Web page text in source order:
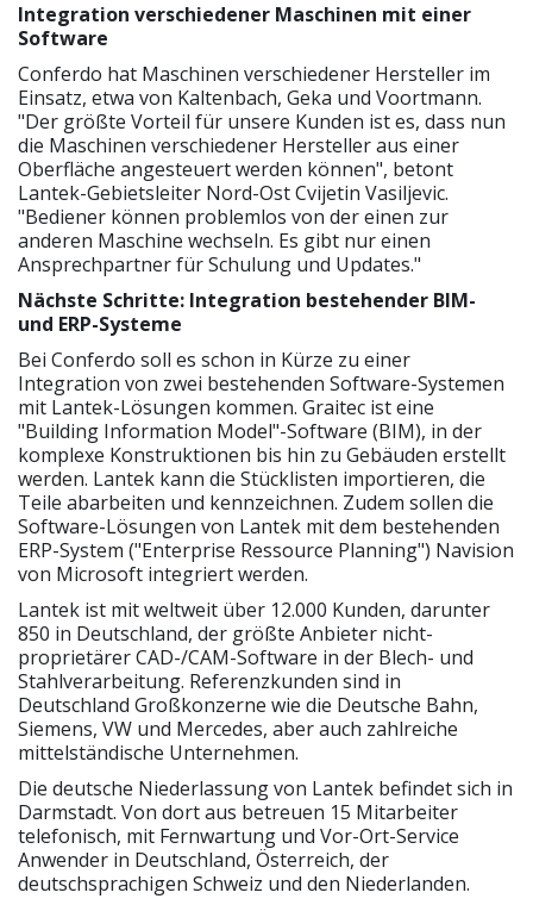
Integration verschiedener Maschinen mit einer
Software
Conferdo hat Maschinen verschiedener Hersteller im
Einsatz, etwa von Kaltenbach, Geka und Voortmann.
"Der größte Vorteil für unsere Kunden ist es, dass nun
die Maschinen verschiedener Hersteller aus einer
Oberfläche angesteuert werden können", betont
Lantek-Gebietsleiter Nord-Ost Cvijetin Vasiljevic.
"Bediener können problemlos von der einen zur
anderen Maschine wechseln. Es gibt nur einen
Ansprechpartner für Schulung und Updates."
Nächste Schritte: Integration bestehender BIM-
und ERP-Systeme
Bei Conferdo soll es schon in Kürze zu einer
Integration von zwei bestehenden Software-Systemen
mit Lantek-Lösungen kommen. Graitec ist eine
"Building Information Model"-Software (BIM), in der
komplexe Konstruktionen bis hin zu Gebäuden erstellt
werden. Lantek kann die Stücklisten importieren, die
Teile abarbeiten und kennzeichnen. Zudem sollen die
Software-Lösungen von Lantek mit dem bestehenden
ERP-System ("Enterprise Ressource Planning") Navision
von Microsoft integriert werden.
Lantek ist mit weltweit über 12.000 Kunden, darunter
850 in Deutschland, der größte Anbieter nicht-
proprietärer CAD-/CAM-Software in der Blech- und
Stahlverarbeitung. Referenzkunden sind in
Deutschland Großkonzerne wie die Deutsche Bahn,
Siemens, VW und Mercedes, aber auch zahlreiche
mittelständische Unternehmen.
Die deutsche Niederlassung von Lantek befindet sich in
Darmstadt. Von dort aus betreuen 15 Mitarbeiter
telefonisch, mit Fernwartung und Vor-Ort-Service
Anwender in Deutschland, Österreich, der
deutschsprachigen Schweiz und den Niederlanden.